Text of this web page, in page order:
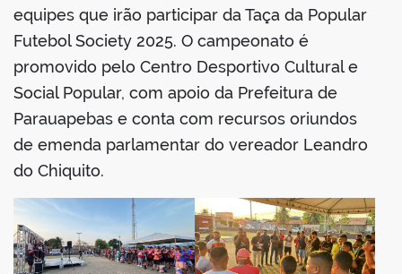
equipes que irão participar da Taça da Popular
Futebol Society 2025. O campeonato é
promovido pelo Centro Desportivo Cultural e
Social Popular, com apoio da Prefeitura de
Parauapebas e conta com recursos oriundos
de emenda parlamentar do vereador Leandro
do Chiquito.